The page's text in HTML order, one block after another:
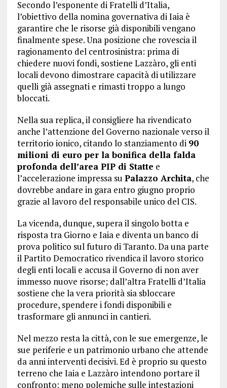
Secondo l’esponente di Fratelli d’Italia,
l’obiettivo della nomina governativa di Iaia è
garantire che le risorse già disponibili vengano
finalmente spese. Una posizione che rovescia il
ragionamento del centrosinistra: prima di
chiedere nuovi fondi, sostiene Lazzàro, gli enti
locali devono dimostrare capacità di utilizzare
quelli già assegnati e rimasti troppo a lungo
bloccati.
Nella sua replica, il consigliere ha rivendicato
anche l’attenzione del Governo nazionale verso il
territorio ionico, citando lo stanziamento di 90
milioni di euro per la bonifica della falda
profonda dell’area PIP di Statte e
l’accelerazione impressa su Palazzo Archita, che
dovrebbe andare in gara entro giugno proprio
grazie al lavoro del responsabile unico del CIS.
La vicenda, dunque, supera il singolo botta e
risposta tra Giorno e Iaia e diventa un banco di
prova politico sul futuro di Taranto. Da una parte
il Partito Democratico rivendica il lavoro storico
degli enti locali e accusa il Governo di non aver
immesso nuove risorse; dall’altra Fratelli d’Italia
sostiene che la vera priorità sia sbloccare
procedure, spendere i fondi disponibili e
trasformare gli annunci in cantieri.
Nel mezzo resta la città, con le sue emergenze, le
sue periferie e un patrimonio urbano che attende
da anni interventi decisivi. Ed è proprio su questo
terreno che Iaia e Lazzàro intendono portare il
confronto: meno polemiche sulle intestazioni